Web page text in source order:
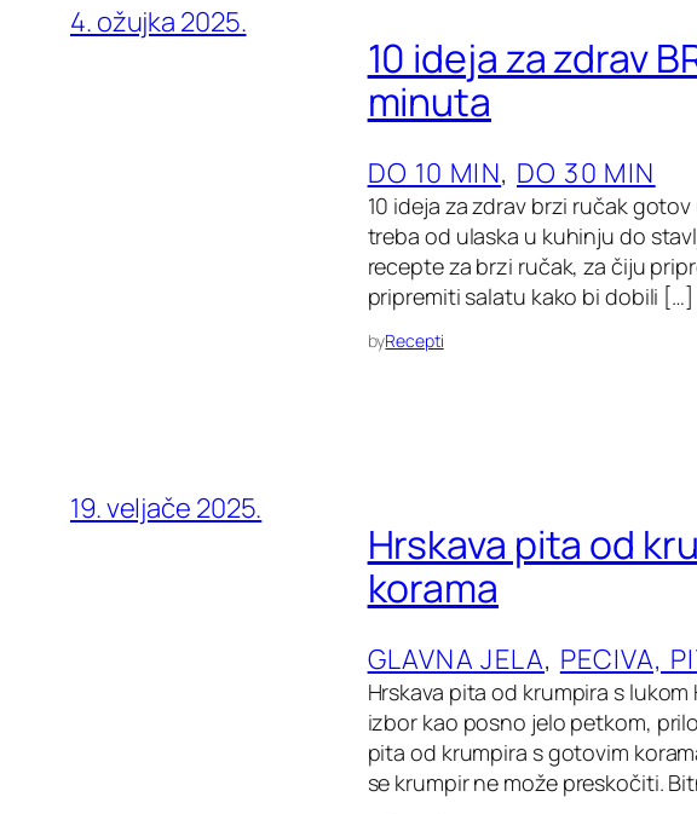
4. ožujka 2025.
10 ideja za zdrav
minuta
DO 10 MIN, DO 30 MIN
10 ideja za zdrav brzi ručak
treba od ulaska u kuhinju do
recepte za brzi ručak, za čiju
pripremiti salatu kako bi dobili […]
byRecepti
19. veljače 2025.
Hrskava pita od
korama
GLAVNA JELA, PECIVA,
Hrskava pita od krumpira s
izbor kao posno jelo petkom,
pita od krumpira s gotovim
se krumpir ne može preskočiti.